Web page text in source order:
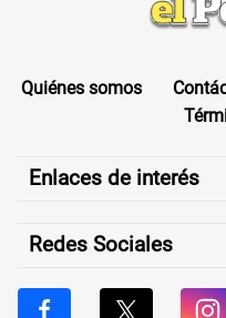
Quiénes somos
Enlaces de interés
Redes Sociales